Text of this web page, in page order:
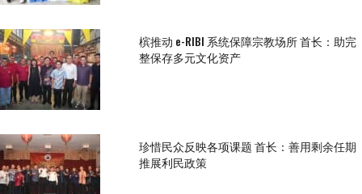
槟推动 e-RIBI 系统保障宗教场所 首长：助完
整保存多元文化资产
珍惜民众反映各项课题 首长：善用剩余任期
推展利民政策